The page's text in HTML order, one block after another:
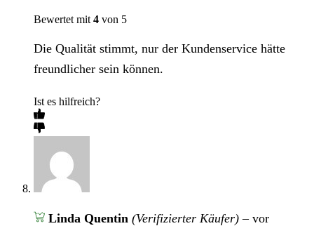
Bewertet mit 4 von 5
Die Qualität stimmt, nur der Kundenservice hätte
freundlicher sein können.
Ist es hilfreich?
Linda Quentin (Verifizierter Käufer) – vor